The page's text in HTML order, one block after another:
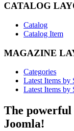
CATALOG
Catalog
Catalog Item
MAGAZINE
Categories
Latest Items by
Latest Items by
The powerful
Joomla!